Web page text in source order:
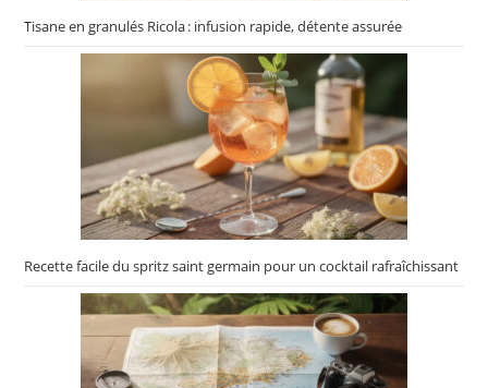
Tisane en granulés Ricola : infusion rapide, détente assurée
Recette facile du spritz saint germain pour un cocktail rafraîchissant